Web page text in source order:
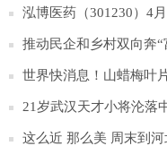
少年抑郁防治
泓博医药（301230）4
推动民企和乡村双向奔
世界快消息！山蜡梅叶
21岁武汉天才小将沦落
在中超！
这么近 那么美 周末到